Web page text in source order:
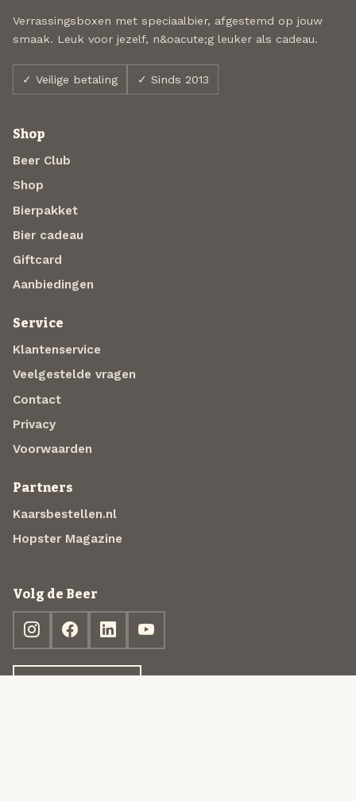
Verrassingsboxen met speciaalbier, afgestemd op jouw
smaak. Leuk voor jezelf, n&oacute;g leuker als cadeau.
✓ Veilige betaling ✓ Sinds 2013
Shop
Beer Club
Shop
Bierpakket
Bier cadeau
Giftcard
Aanbiedingen
Service
Klantenservice
Veelgestelde vragen
Contact
Privacy
Voorwaarden
Partners
Kaarsbestellen.nl
Hopster Magazine
Volg de Beer